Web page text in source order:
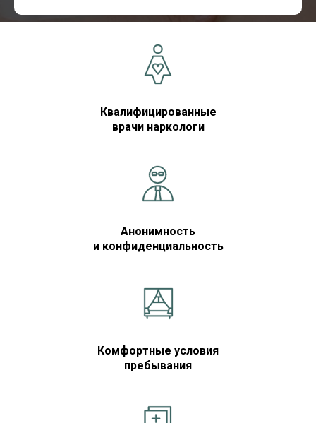
Квалифицированные
врачи наркологи
Анонимность
и конфиденциальность
Комфортные условия
пребывания